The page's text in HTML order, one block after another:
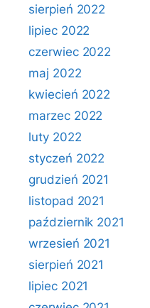
sierpień 2022
lipiec 2022
czerwiec 2022
maj 2022
kwiecień 2022
marzec 2022
luty 2022
styczeń 2022
grudzień 2021
listopad 2021
październik 2021
wrzesień 2021
sierpień 2021
lipiec 2021